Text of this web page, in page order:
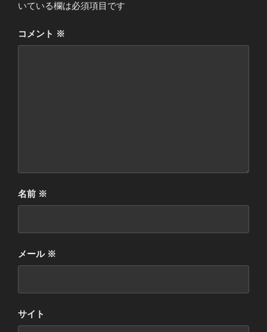
いている欄は必須項目です
コメント ※
名前 ※
メール ※
サイト